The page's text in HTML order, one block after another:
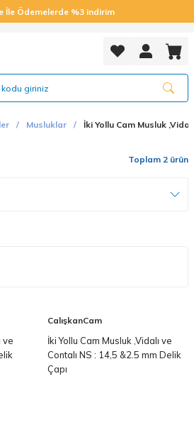
İle Ödemelerde %3 indirim
Musluklar İki Yollu Cam Musluk
Toplam 2 ürün
ve
CalışkanCam
İki Yollu Cam Musluk ,Vidalı ve
Contalı NS : 14,5 &2.5 mm Delik
Çapı